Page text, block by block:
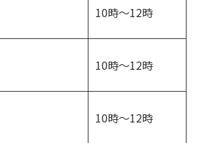
10時～12時
10時～12時
10時～12時